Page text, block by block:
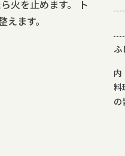
火を止めます。 ト
えます。
ふ
料
の